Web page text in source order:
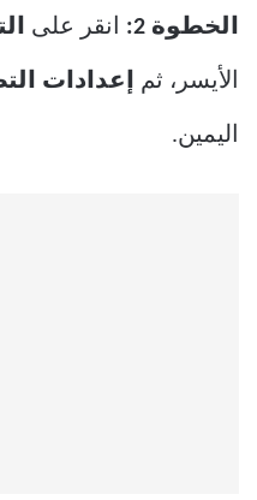
الخطوة 2: انقر على
الأيسر، ثم إعدادات
اليمين.